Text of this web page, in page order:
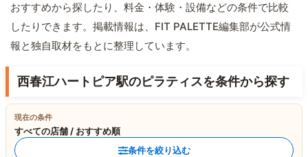
おすすめから探したり、料金・体験・設備などの条件で比較
したりできます。掲載情報は、FIT PALETTE編集部が公式情
報と独自取材をもとに整理しています。
西春江ハートピア駅のピラティスを条件から探す
現在の条件
すべての店舗 / おすすめ順
条件を絞り込む